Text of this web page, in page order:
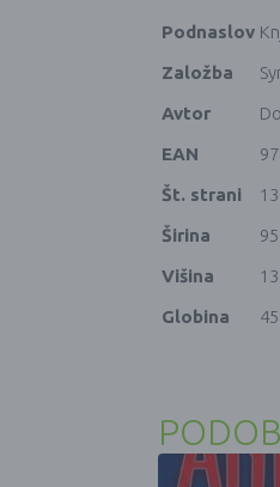
Podnaslov
Založba
Avtor
EAN
Št. strani
Širina
95
Višina
Globina
45